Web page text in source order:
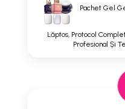
Pachet Gel
Lăptos, Protocol
Profesional Și